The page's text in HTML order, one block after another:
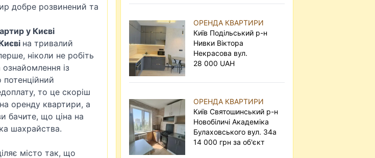
добре розвинений та
у Києві
на тривалий
ніколи не робіть
із
то це скоріш
оренду квартири, а
бачите, що ціна на
шахрайства.
місто так, що
ОРЕНДА КВАРТИРИ
Київ Подільський р-н
Нивки Віктора
Некрасова вул.
28 000 UAH
ОРЕНДА КВАРТИРИ
Київ Святошинський р-н
Новобіличі Академіка
Булаховського вул. 34а
14 000 грн за об'єкт